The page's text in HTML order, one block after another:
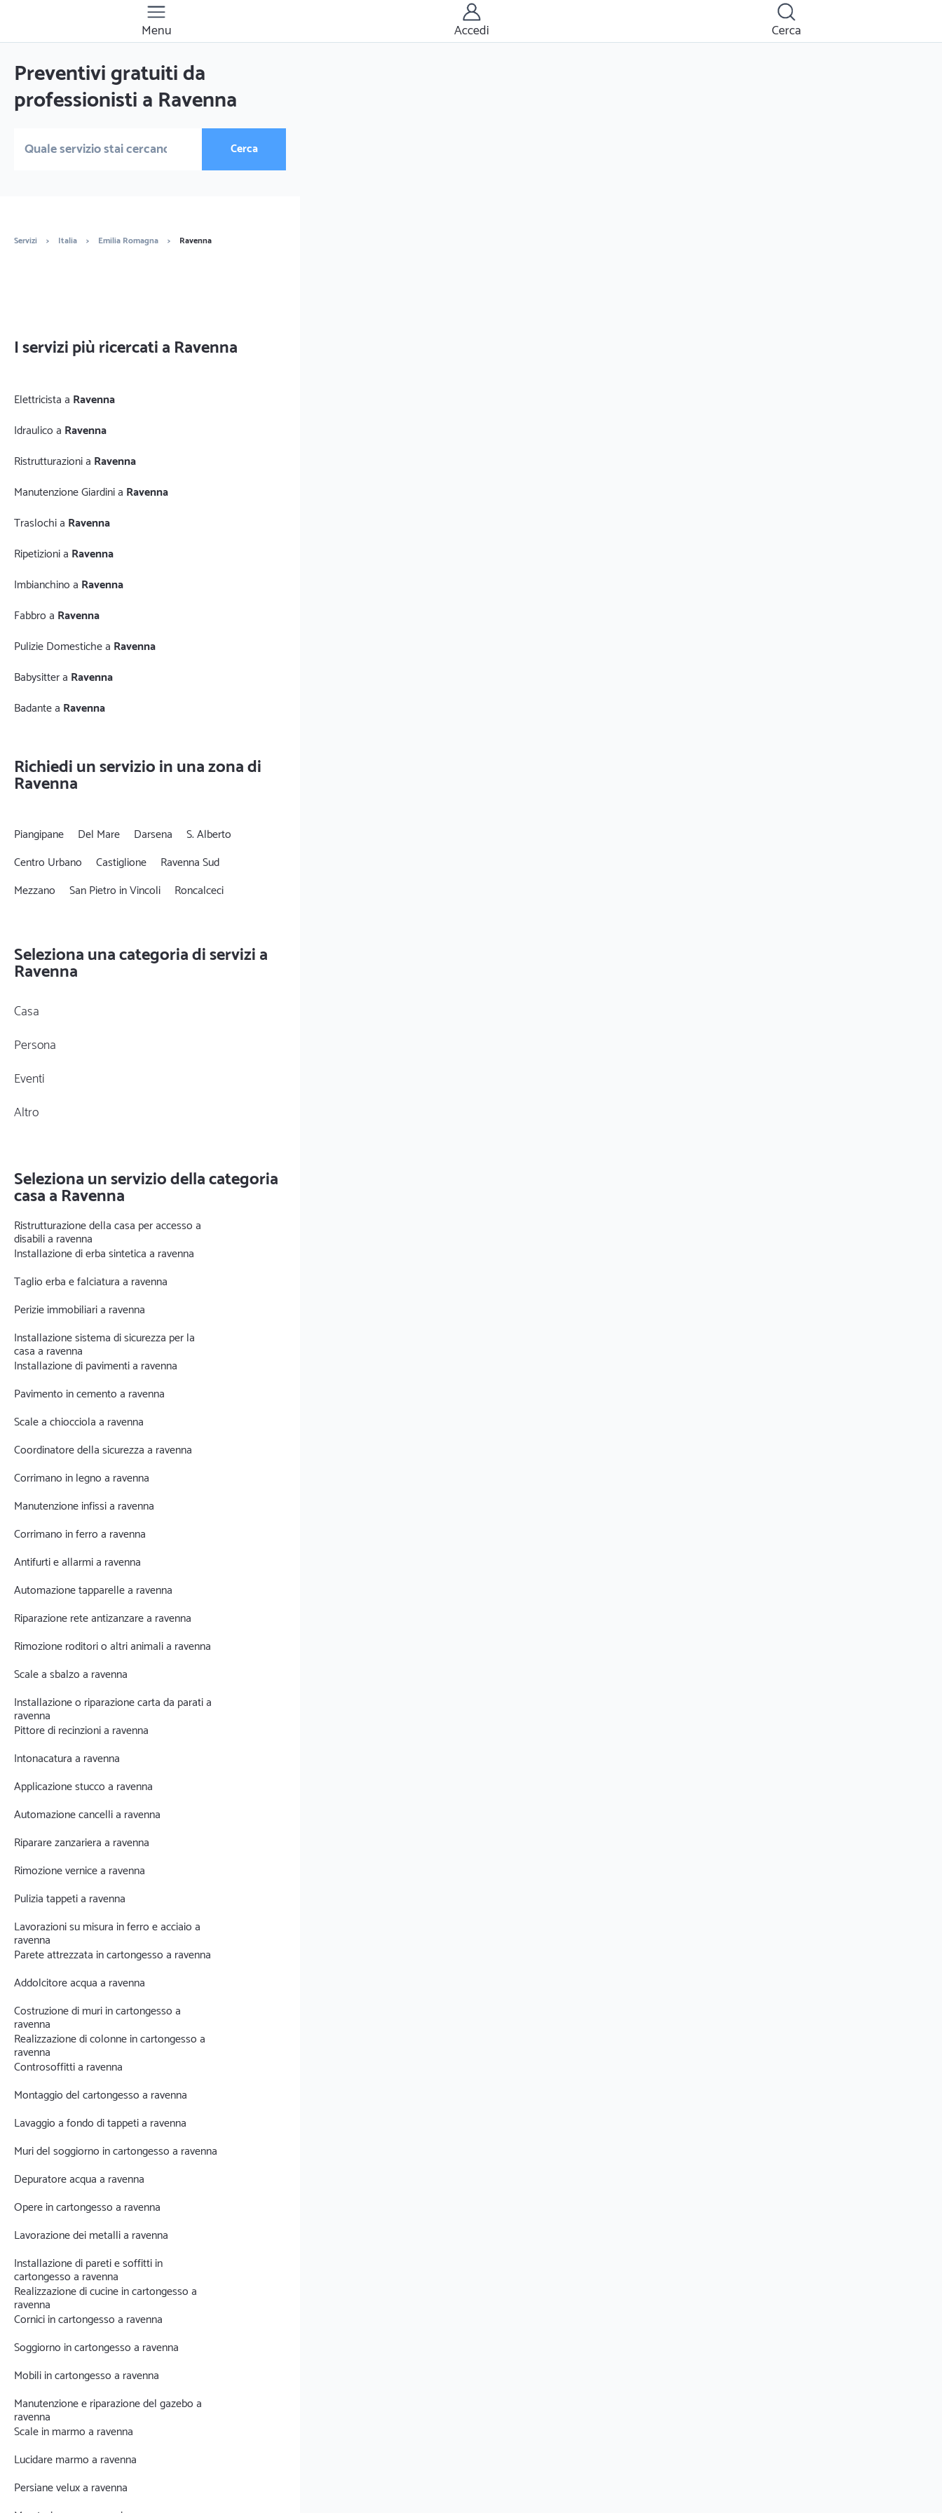
Preventivi gratuiti da
professionisti a Ravenna
Cerca
Servizi > Italia > Emilia Romagna > Ravenna
I servizi più ricercati a Ravenna
Elettricista a Ravenna
Idraulico a Ravenna
Ristrutturazioni a Ravenna
Manutenzione Giardini a Ravenna
Traslochi a Ravenna
Ripetizioni a Ravenna
Imbianchino a Ravenna
Fabbro a Ravenna
Pulizie Domestiche a Ravenna
Babysitter a Ravenna
Badante a Ravenna
Richiedi un servizio in una zona di
Ravenna
Piangipane Del Mare Darsena
S. Alberto
Centro Urbano
Castiglione
Ravenna Sud
Mezzano
San Pietro in Vincoli Roncalceci
Seleziona una categoria di servizi a
Ravenna
Casa
Persona
Eventi
Altro
Seleziona un servizio della categoria
casa a Ravenna
Ristrutturazione della casa per accesso a
disabili a ravenna
Installazione di erba sintetica a ravenna
Taglio erba e falciatura a ravenna
Perizie immobiliari a ravenna
Installazione sistema di sicurezza per la
casa a ravenna
Installazione di pavimenti a ravenna
Pavimento in cemento a ravenna
Scale a chiocciola a ravenna
Coordinatore della sicurezza a ravenna
Corrimano in legno a ravenna
Manutenzione infissi a ravenna
Corrimano in ferro a ravenna
Antifurti e allarmi a ravenna
Automazione tapparelle a ravenna
Riparazione rete antizanzare a ravenna
Rimozione roditori o altri animali a ravenna
Scale a sbalzo a ravenna
Installazione o riparazione carta da parati a
ravenna
Pittore di recinzioni a ravenna
Intonacatura a ravenna
Applicazione stucco a ravenna
Automazione cancelli a ravenna
Riparare zanzariera a ravenna
Rimozione vernice a ravenna
Pulizia tappeti a ravenna
Lavorazioni su misura in ferro e acciaio a
ravenna
Parete attrezzata in cartongesso a ravenna
Addolcitore acqua a ravenna
Costruzione di muri in cartongesso a
ravenna
Realizzazione di colonne in cartongesso a
ravenna
Controsoffitti a ravenna
Montaggio del cartongesso a ravenna
Lavaggio a fondo di tappeti a ravenna
Muri del soggiorno in cartongesso a ravenna
Depuratore acqua a ravenna
Opere in cartongesso a ravenna
Lavorazione dei metalli a ravenna
Installazione di pareti e soffitti in
cartongesso a ravenna
Realizzazione di cucine in cartongesso a
ravenna
Cornici in cartongesso a ravenna
Soggiorno in cartongesso a ravenna
Mobili in cartongesso a ravenna
Manutenzione e riparazione del gazebo a
ravenna
Scale in marmo a ravenna
Lucidare marmo a ravenna
Persiane velux a ravenna
Menu Accedi Cerca